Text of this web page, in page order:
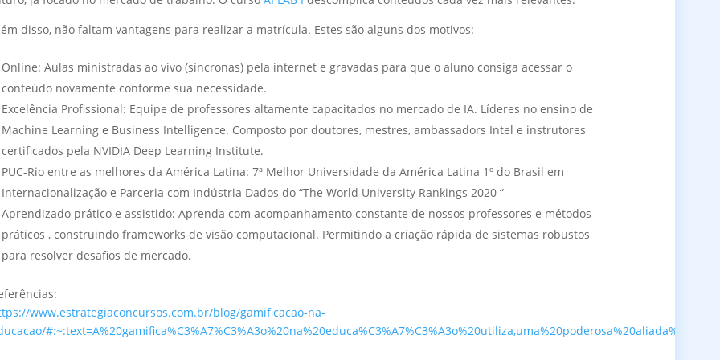
disso, não faltam vantagens para realizar a matrícula. Estes são alguns dos motivos:
Online: Aulas ministradas ao vivo (síncronas) pela internet e gravadas para que o aluno consiga acessar o
conteúdo novamente conforme sua necessidade.
Excelência Profissional: Equipe de professores altamente capacitados no mercado de IA. Líderes no ensino de
Machine Learning e Business Intelligence. Composto por doutores, mestres, ambassadors Intel e instrutores
certificados pela NVIDIA Deep Learning Institute.
PUC-Rio entre as melhores da América Latina: 7ª Melhor Universidade da América Latina 1º do Brasil em
Internacionalização e Parceria com Indústria Dados do “The World University Rankings 2020 “
Aprendizado prático e assistido: Aprenda com acompanhamento constante de nossos professores e métodos
práticos , construindo frameworks de visão computacional. Permitindo a criação rápida de sistemas robustos
para resolver desafios de mercado.
www.estrategiaconcursos.com.br/blog/gamificacao-na-